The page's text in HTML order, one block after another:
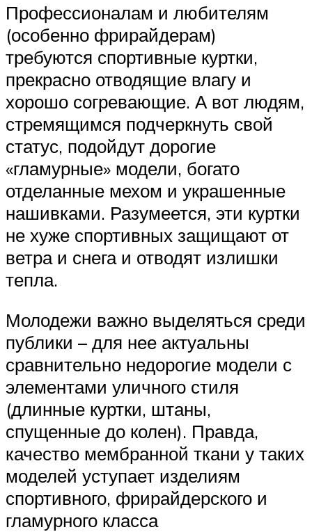
Профессионалам и любителям
(особенно фрирайдерам)
требуются спортивные куртки,
прекрасно отводящие влагу и
хорошо согревающие. А вот людям,
стремящимся подчеркнуть свой
статус, подойдут дорогие
«гламурные» модели, богато
отделанные мехом и украшенные
нашивками. Разумеется, эти куртки
не хуже спортивных защищают от
ветра и снега и отводят излишки
тепла.
Молодежи важно выделяться среди
публики – для нее актуальны
сравнительно недорогие модели с
элементами уличного стиля
(длинные куртки, штаны,
спущенные до колен). Правда,
качество мембранной ткани у таких
моделей уступает изделиям
спортивного, фрирайдерского и
гламурного класса